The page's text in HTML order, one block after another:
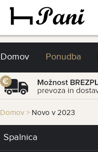
Domov Ponudba
Domov > Novo v 2023
Spalnica